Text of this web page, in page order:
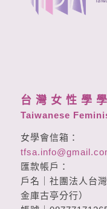
台 灣 女 性 學
Taiwanese
女學會信箱：
匯款帳戶：
戶名｜社團法人台
金庫古亭分行）